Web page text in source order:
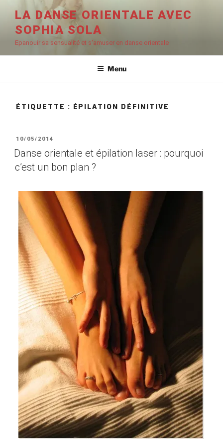
contenu
principal
LA DANSE ORIENTALE AVEC
SOPHIA SOLA
Epanouir sa sensualité et s'amuser en danse orientale
Menu
ÉTIQUETTE : ÉPILATION DÉFINITIVE
PUBLIÉ
LE
10/05/2014
Danse orientale et épilation laser : pourquoi
c’est un bon plan ?